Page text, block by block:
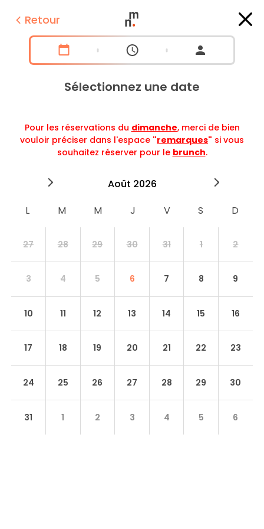
Retour
Sélectionnez une date
Pour les réservations du dimanche, merci de bien
vouloir préciser dans l'espace "remarques" si vous
souhaitez réserver pour le brunch.
août 2026
27 28 29 30 31 1 2
3 4 5 6 7 8 9
10 11 12 13 14 15 16
17 18 19 20 21 22 23
24 25 26 27 28 29 30
31 1 2 3 4 5 6